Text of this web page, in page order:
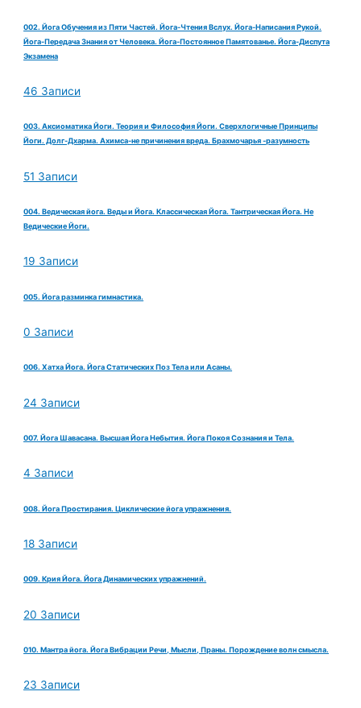
002. Йога Обучения из Пяти Частей. Йога-Чтения Вслух. Йога-Написания Рукой.
Йога-Передача Знания от Человека. Йога-Постоянное Памятованье. Йога-Диспута
Экзамена
46 Записи
003. Аксиоматика Йоги. Теория и Философия Йоги. Сверхлогичные Принципы
Йоги. Долг-Дхарма. Ахимса-не причинения вреда. Брахмочарья -разумность
51 Записи
004. Ведическая йога. Веды и Йога. Классическая Йога. Тантрическая Йога. Не
Ведические Йоги.
19 Записи
005. Йога разминка гимнастика.
0 Записи
006. Хатха Йога. Йога Статических Поз Тела или Асаны.
24 Записи
007. Йога Шавасана. Высшая Йога Небытия. Йога Покоя Сознания и Тела.
4 Записи
008. Йога Простирания. Циклические йога упражнения.
18 Записи
009. Крия Йога. Йога Динамических упражнений.
20 Записи
010. Мантра йога. Йога Вибрации Речи, Мысли, Праны. Порождение волн смысла.
23 Записи